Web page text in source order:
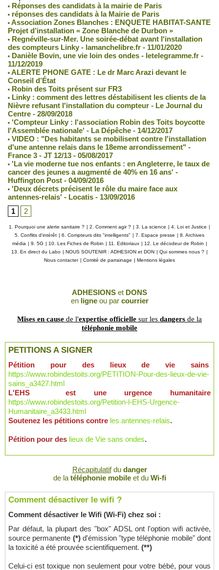
ADHESIONS et DONS
en ligneou par courrier
Mises en cause de l'expertise officielle sur les dangers de la
téléphonie mobile
PETITIONS A SIGNER
Pétition pour des lieux de vie sains
https://www.robindestoits.org/PETITION-Pour-des-lieux-de-vie-
sains_a3427.html
L'EHS est une urgence humanitaire
https://www.robindestoits.org/Petition-l-EHS-Urgence-
Humanitaire_a3433.html
Soutenez les pétitions contre les antennes-relais.
Pétition pour des lieux de Vie sans ondes.
Récapitulatifdu danger
de la téléphonie mobileet du Wi-fi
Comment désactiver le wifi ?
Comment désactiver le Wifi (Wi-Fi) chez soi :
Par défaut, la plupart des "box" ADSL ont l'option wifi activée,
source permanente (*)d'émission "type téléphonie mobile" dont
la toxicité a été prouvée scientifiquement. (**)
Celui-ci est toxique non seulement pour votre bébé, pour vous
Réponses des candidats à la mairie de Paris
réponses des candidats à la Mairie de Paris
Association Zones Blanches : ENQUETE HABITAT-SANTE
Projet d’installation « Zone Blanche de Durbon »
Regnéville-sur-Mer. Une soirée-débat avant l'installation
des compteurs Linky - lamanchelibre.fr - 11/01/2020
Danièle Bovin, une vie loin des ondes - letelegramme.fr -
11/12/2019
ALERTE PHONE GATE : Le dr Marc Arazi devant le
Conseil d’État
Robin des Toits présent sur FR3
Linky : comment des lettres déstabilisent les clients de la
Nièvre refusant l'installation du compteur - Le Journal du
Centre - 28/09/2018
'Compteur Linky : l'association Robin des Toits boycotte
l'Assemblée nationale' - La Dépêche - 14/12/2017
VIDEO : "Des habitants se mobilisent contre l'installation
d'une antenne relais dans le 18eme arrondissement" -
France 3 - JT 12/13 - 05/08/2017
'La vie moderne tue nos enfants : en Angleterre, le taux de
cancer des jeunes a augmenté de 40% en 16 ans' -
Huffington Post - 04/09/2016
'Deux décrets précisent le rôle du maire face aux
antennes-relais' - Locatis - 13/09/2016
1
2
1. Pourquoi une alerte sanitaire ? | 2. Comment agir ? | 3. La science | 4. Loi et Justice |
5. Conflits d'intérêt | 6. Compteurs dits "intelligents" | 7. Espace presse | 8. Archives
média | 9. 5G | 10. Les Fiches de Robin | 11. Editoriaux | 12. Le décodeur de Robin |
13. En direct du Labo | NOUS SOUTENIR : ADHESION et DON | Qui sommes nous ? |
Nous contacter | Comité de parrainage | Mentions légales